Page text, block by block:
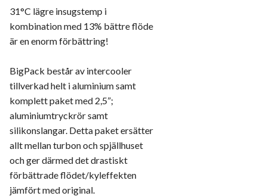
31°C lägre insugstemp i
kombination med 13% bättre flöde
är en enorm förbättring!
BigPack består av intercooler
tillverkad helt i aluminium samt
komplett paket med 2,5”;
aluminiumtryckrör samt
silikonslangar. Detta paket ersätter
allt mellan turbon och spjällhuset
och ger därmed det drastiskt
förbättrade flödet/kyleffekten
jämfört med original.